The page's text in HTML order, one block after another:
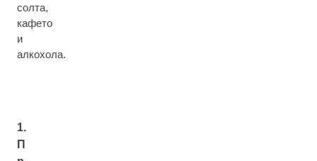
солта,
кафето
и
алкохола.
1.
П